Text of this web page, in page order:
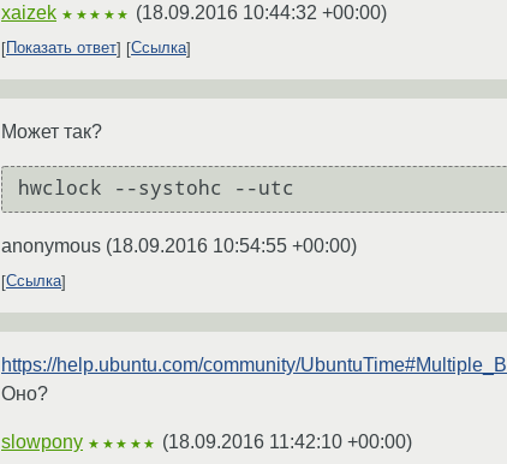
xaizek ★★★★★ (18.09.2016 10:44:32 +00:00)
Показать ответ Ссылка
Может так?
hwclock --systohc --utc
anonymous (18.09.2016 10:54:55 +00:00)
Ссылка
https://help.ubuntu.com/community/
Оно?
slowpony ★★★★★ (18.09.2016 11:42:10 +00:00)